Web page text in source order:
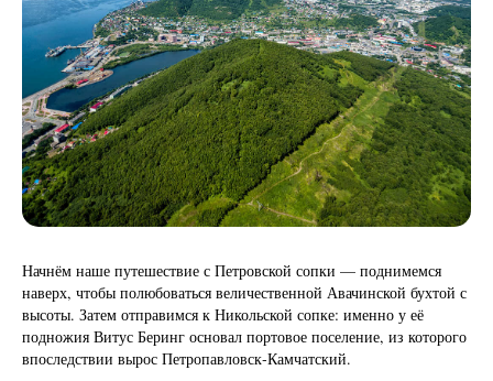
Начнём наше путешествие с Петровской сопки — поднимемся
наверх, чтобы полюбоваться величественной Авачинской бухтой с
высоты. Затем отправимся к Никольской сопке: именно у её
подножия Витус Беринг основал портовое поселение, из которого
впоследствии вырос Петропавловск‑Камчатский.